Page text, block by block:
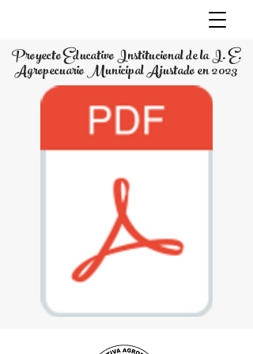
Proyecto Educativo Institucional de la I. E.
Agropecuario Municipal Ajustado en 2023